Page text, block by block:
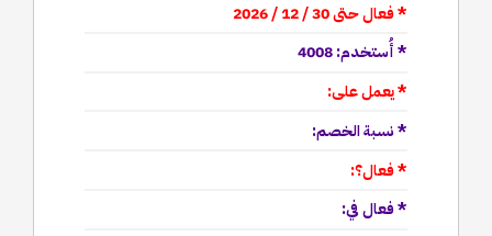
* فعال حتى 30 / 12 / 2026
* أُستخدم: 4008
* يعمل على:
* نسبة الخصم:
* فعال؟:
* فعال في: